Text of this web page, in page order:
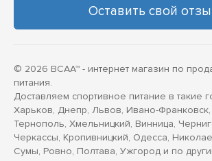
Оставить свой
© 2026 BCAA™ - интернет магазин по
питания.
Доставляем спортивное питание в такие
Харьков, Днепр, Львов, Ивано-
Тернополь, Хмельницкий, Винница,
Черкассы, Кропивницкий, Одесса,
Сумы, Ровно, Полтава, Ужгород и по